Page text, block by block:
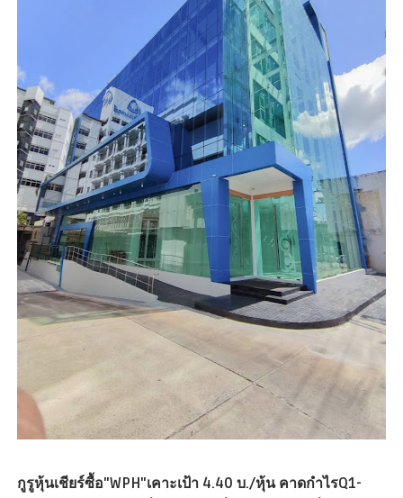
กูรูหุ้นเชียร์ซื้อ"WPH"เคาะเป้า 4.40 บ./หุ้น คาดกำไรQ1-